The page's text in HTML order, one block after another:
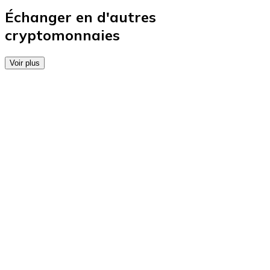
Achetez des cartes-cadeaux de vos marques
Aller à la boutique de cartes-cadeaux
Échanger en d'autres
cryptomonnaies
Voir plus